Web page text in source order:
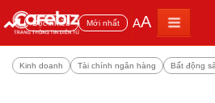
Đọc nhiều Mới nhất AA
Kinh doanh Tài chính ngân hàng Bất động